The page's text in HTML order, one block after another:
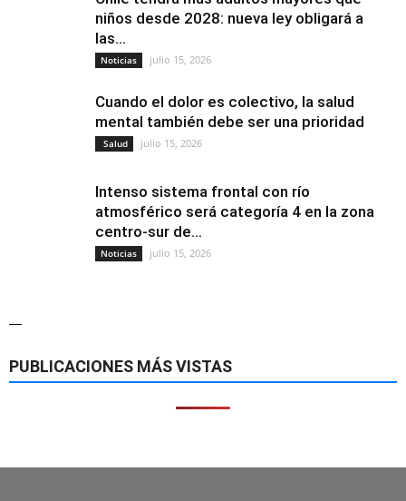
niños desde 2028: nueva ley obligará a
las...
Noticias julio 15, 2026
Cuando el dolor es colectivo, la salud
mental también debe ser una prioridad
Salud julio 15, 2026
Intenso sistema frontal con río
atmosférico será categoría 4 en la zona
centro-sur de...
Noticias julio 15, 2026
—
PUBLICACIONES MÁS VISTAS